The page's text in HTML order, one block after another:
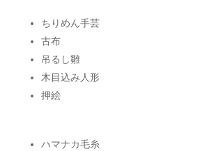
ちりめん手芸
古布
吊るし雛
木目込み人形
押絵
ハマナカ毛糸